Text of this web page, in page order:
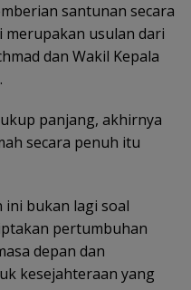
santunan secara
usulan dari
dan Wakil Kepala
panjang, akhirnya
secara penuh itu
ini bukan lagi soal
pertumbuhan
depan dan
kesejahteraan yang